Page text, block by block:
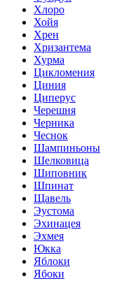
Хлоро
Хойя
Хрен
Хризантема
Хурма
Цикломения
Циния
Циперус
Черешня
Черника
Чеснок
Шампиньоны
Шелковица
Шиповник
Шпинат
Щавель
Эустома
Эхинацея
Эхмея
Юкка
Яблоки
Ябоки